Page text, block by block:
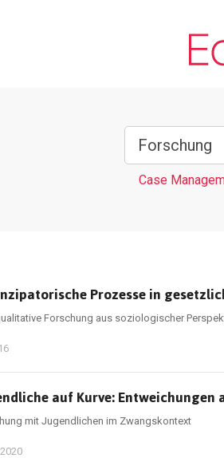
Case
Prozesse in
Forschung aus soziologischer
auf Kurve: Entweichungen
mit Jugendlichen im Zwangskontext